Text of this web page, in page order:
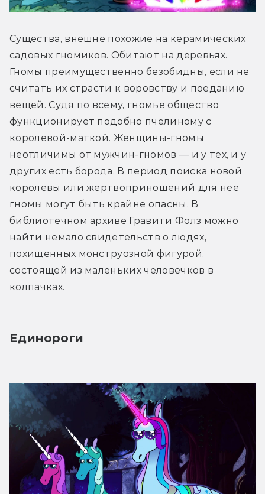
Существа, внешне похожие на керамических
садовых гномиков. Обитают на деревьях.
Гномы преимущественно безобидны, если не
считать их страсти к воровству и поеданию
вещей. Судя по всему, гномье общество
функционирует подобно пчелиному с
королевой-маткой. Женщины-гномы
неотличимы от мужчин-гномов — и у тех, и у
других есть борода. В период поиска новой
королевы или жертвоприношений для нее
гномы могут быть крайне опасны. В
библиотечном архиве Гравити Фолз можно
найти немало свидетельств о людях,
похищенных монструозной фигурой,
состоящей из маленьких человечков в
колпачках.
Единороги